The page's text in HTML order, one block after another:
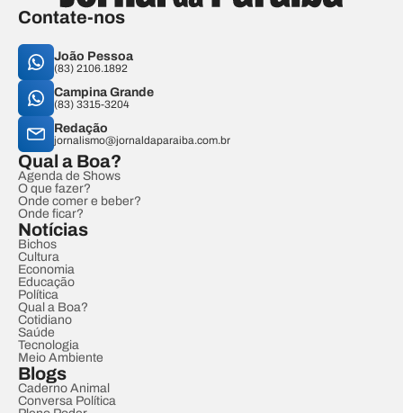
Contate-nos
João Pessoa
(83) 2106.1892
Campina Grande
(83) 3315-3204
Redação
jornalismo@jornaldaparaiba.com.br
Qual a Boa?
Agenda de Shows
O que fazer?
Onde comer e beber?
Onde ficar?
Notícias
Bichos
Cultura
Economia
Educação
Política
Qual a Boa?
Cotidiano
Saúde
Tecnologia
Meio Ambiente
Blogs
Caderno Animal
Conversa Política